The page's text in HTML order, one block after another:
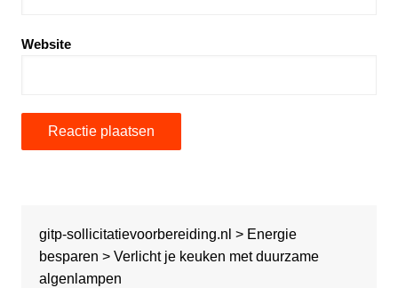
Website
gitp-sollicitatievoorbereiding.nl > Energie
besparen > Verlicht je keuken met duurzame
algenlampen